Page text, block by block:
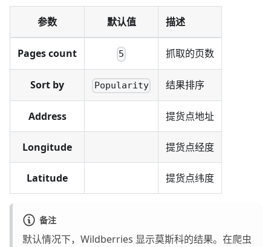
参数 默认值 描述
Pages count 5 抓取的页数
Sort by Popularity 结果排序
Address 提货点地址
Longitude 提货点经度
Latitude 提货点纬度
备注
默认情况下，Wildberries 显示莫斯科的结果。在爬虫